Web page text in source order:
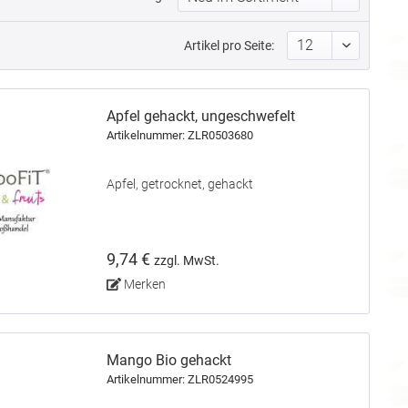
Artikel pro Seite:
Apfel gehackt, ungeschwefelt
Artikelnummer: ZLR0503680
Apfel, getrocknet, gehackt
9,74 € zzgl. MwSt.
Merken
Mango Bio gehackt
Artikelnummer: ZLR0524995